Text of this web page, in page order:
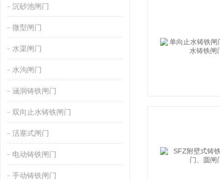
沉砂池闸门
微型闸门
水渠闸门
水沟闸门
涵洞铸铁闸门
双向止水铸铁闸门
活塞式闸门
电动铸铁闸门
手动铸铁闸门